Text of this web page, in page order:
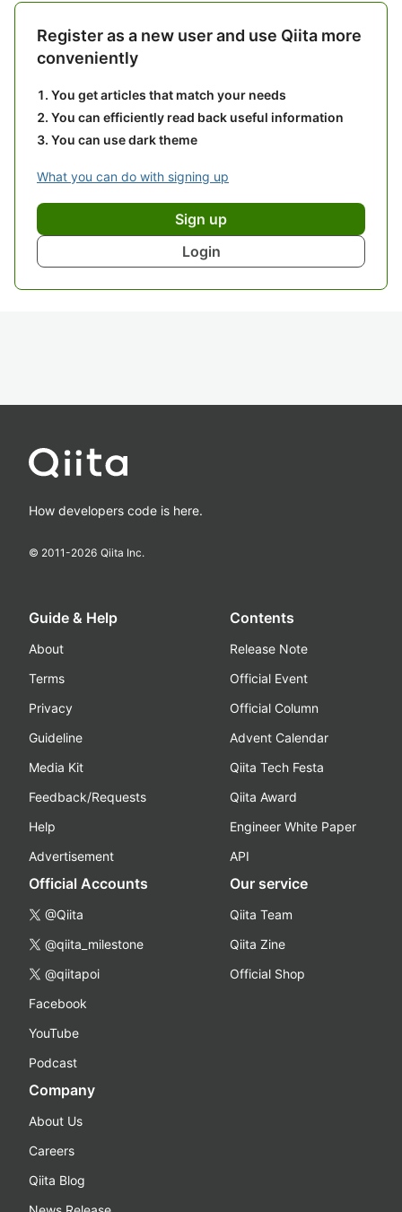
Register as a new user and use Qiita more
conveniently
You get articles that match your needs
You can efficiently read back useful information
You can use dark theme
What you can do with signing up
Sign up
Login
How developers code is here.
© 2011-2026 Qiita Inc.
Guide & Help
About
Terms
Privacy
Guideline
Media Kit
Feedback/Requests
Help
Advertisement
Contents
Release Note
Official Event
Official Column
Advent Calendar
Qiita Tech Festa
Qiita Award
Engineer White Paper
API
Official Accounts
@Qiita
@qiita_milestone
@qiitapoi
Facebook
YouTube
Podcast
Our service
Qiita Team
Qiita Zine
Official Shop
Company
About Us
Careers
Qiita Blog